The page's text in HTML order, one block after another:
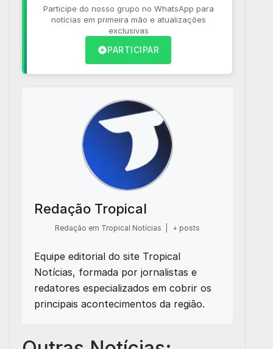
Participe do nosso grupo no WhatsApp para
notícias em primeira mão e atualizações
exclusivas
PARTICIPAR
Redação Tropical
Redação em Tropical Notícias + posts
Equipe editorial do site Tropical
Notícias, formada por jornalistas e
redatores especializados em cobrir os
principais acontecimentos da região.